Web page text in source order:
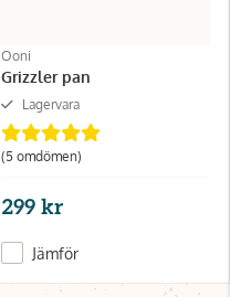
Ooni
Grizzler pan
Lagervara
(5 omdömen)
299 kr
Jämför